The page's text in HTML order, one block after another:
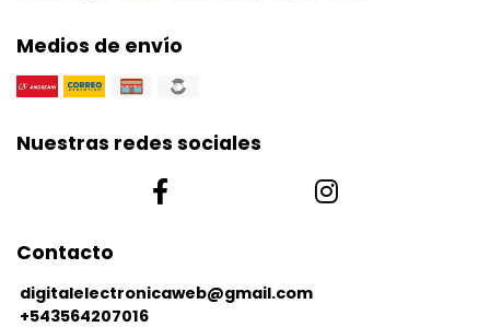
Medios de envío
Nuestras redes sociales
Contacto
digitalelectronicaweb@gmail.com
+543564207016